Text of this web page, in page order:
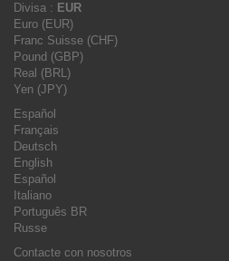
Divisa : EUR
Euro (EUR)
Franc Suisse (CHF)
Pound (GBP)
Real (BRL)
Yen (JPY)
Español
Français
Deutsch
English
Español
Italiano
Português BR
Russe
Contacte con nosotros